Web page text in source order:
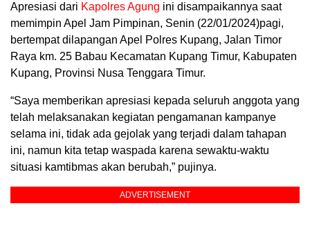
Apresiasi dari Kapolres Agung ini disampaikannya saat
memimpin Apel Jam Pimpinan, Senin (22/01/2024)pagi,
bertempat dilapangan Apel Polres Kupang, Jalan Timor
Raya km. 25 Babau Kecamatan Kupang Timur, Kabupaten
Kupang, Provinsi Nusa Tenggara Timur.
“Saya memberikan apresiasi kepada seluruh anggota yang
telah melaksanakan kegiatan pengamanan kampanye
selama ini, tidak ada gejolak yang terjadi dalam tahapan
ini, namun kita tetap waspada karena sewaktu-waktu
situasi kamtibmas akan berubah,” pujinya.
ADVERTISEMENT